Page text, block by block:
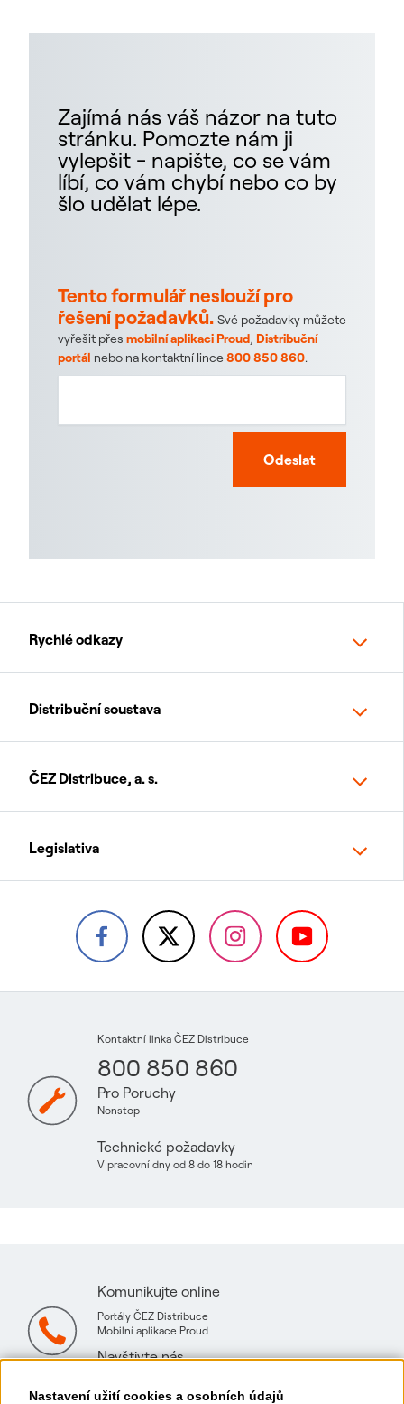
Nastavení užití cookies a osobních údajů
Zajímá nás váš názor na tuto
stránku. Pomozte nám ji
vylepšit - napište, co se vám
líbí, co vám chybí nebo co by
šlo udělat lépe.
Tento formulář neslouží pro
řešení požadavků. Své požadavky můžete
vyřešit přes mobilní aplikaci Proud, Distribuční
portál nebo na kontaktní lince800 850 860.
Odeslat
Rychlé odkazy
Distribuční soustava
ČEZ Distribuce, a. s.
Legislativa
Kontaktní linka ČEZ Distribuce
800 850 860
Pro Poruchy
Nonstop
Technické požadavky
V pracovní dny od 8 do 18 hodin
Komunikujte online
Portály ČEZ Distribuce
Mobilní aplikace Proud
Navštivte nás